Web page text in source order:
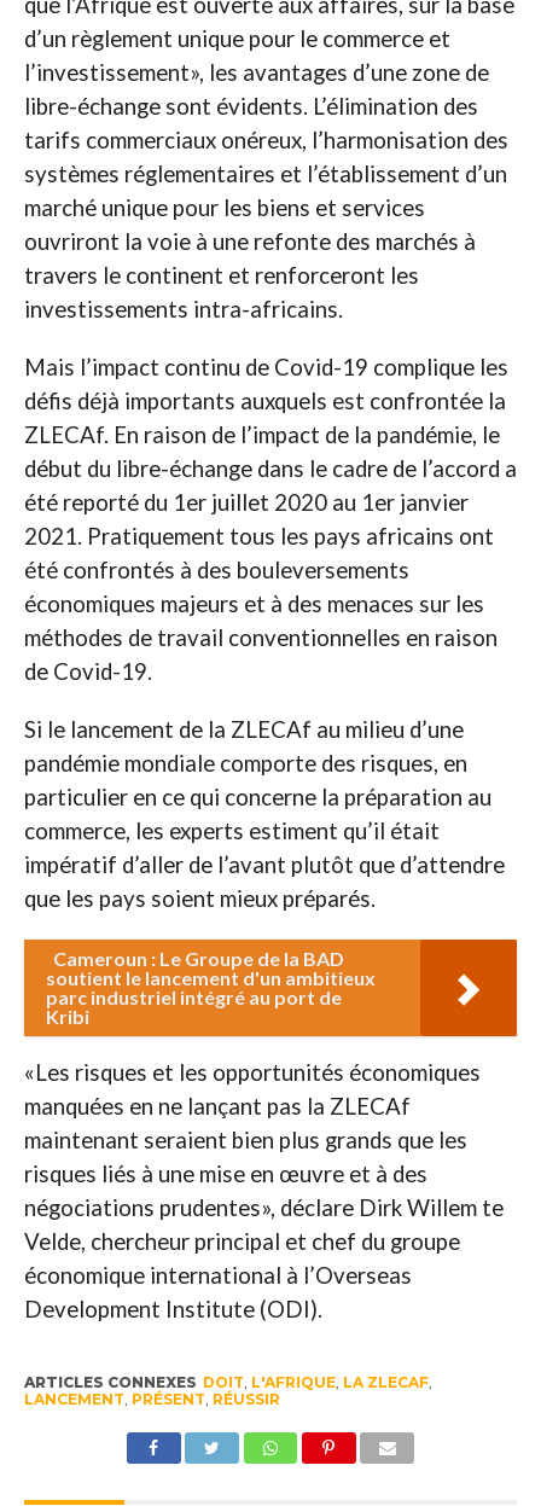
d’un règlement unique pour le commerce et
l’investissement», les avantages d’une zone de
libre-échange sont évidents. L’élimination des
tarifs commerciaux onéreux, l’harmonisation des
systèmes réglementaires et l’établissement d’un
marché unique pour les biens et services
ouvriront la voie à une refonte des marchés à
travers le continent et renforceront les
investissements intra-africains.
Mais l’impact continu de Covid-19 complique les
défis déjà importants auxquels est confrontée la
ZLECAf. En raison de l’impact de la pandémie, le
début du libre-échange dans le cadre de l’accord a
été reporté du 1er juillet 2020 au 1er janvier
2021. Pratiquement tous les pays africains ont
été confrontés à des bouleversements
économiques majeurs et à des menaces sur les
méthodes de travail conventionnelles en raison
de Covid-19.
Si le lancement de la ZLECAf au milieu d’une
pandémie mondiale comporte des risques, en
particulier en ce qui concerne la préparation au
commerce, les experts estiment qu’il était
impératif d’aller de l’avant plutôt que d’attendre
que les pays soient mieux préparés.
Cameroun : Le Groupe de la BAD
soutient le lancement d'un ambitieux
parc industriel intégré au port de
Kribi
«Les risques et les opportunités économiques
manquées en ne lançant pas la ZLECAf
maintenant seraient bien plus grands que les
risques liés à une mise en œuvre et à des
négociations prudentes», déclare Dirk Willem te
Velde, chercheur principal et chef du groupe
économique international à l’Overseas
Development Institute (ODI).
ARTICLES CONNEXES DOIT L'AFRIQUE, LA ZLECAF,
LANCEMENT PRÉSENT RÉUSSIR